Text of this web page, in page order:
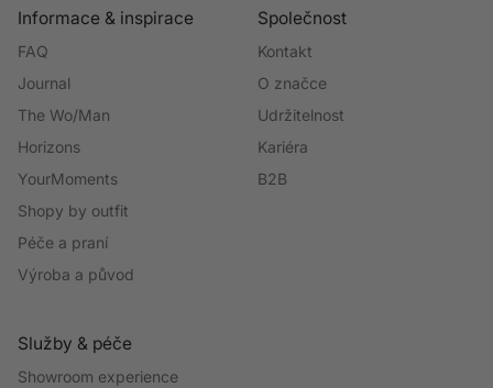
Informace & inspirace
FAQ
Journal
The Wo/Man
Horizons
YourMoments
Shopy by outfit
Péče a praní
Výroba a původ
Společnost
Kontakt
O značce
Udržitelnost
Kariéra
B2B
Služby & péče
Showroom experience